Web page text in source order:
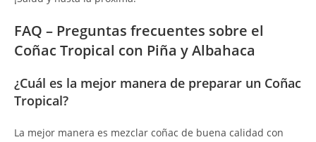
FAQ – Preguntas frecuentes sobre el
Coñac Tropical con Piña y Albahaca
¿Cuál es la mejor manera de preparar un Coñac
Tropical?
La mejor manera es mezclar coñac de buena calidad con